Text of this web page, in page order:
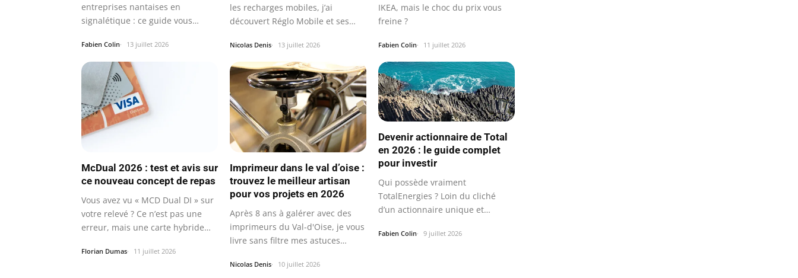
entreprises nantaises en
signalétique : ce guide vous
Fabien Colin 13 juillet 2026
les recharges mobiles, j’ai
découvert Réglo Mobile et ses
Nicolas Denis 13 juillet 2026
IKEA, mais le choc du prix vous
freine ?
Fabien Colin 11 juillet 2026
McDual 2026 : test et avis sur
ce nouveau concept de repas
Vous avez vu « MCD Dual DI » sur
votre relevé ? Ce n’est pas une
erreur, mais une carte hybride…
Florian Dumas 11 juillet 2026
Imprimeur dans le val d’oise :
trouvez le meilleur artisan
pour vos projets en 2026
Après 8 ans à galérer avec des
imprimeurs du Val-d'Oise, je vous
livre sans filtre mes astuces
Nicolas Denis 10 juillet 2026
Devenir actionnaire de Total
en 2026 : le guide complet
pour investir
Qui possède vraiment
TotalEnergies ? Loin du cliché
d’un actionnaire unique et
Fabien Colin 9 juillet 2026